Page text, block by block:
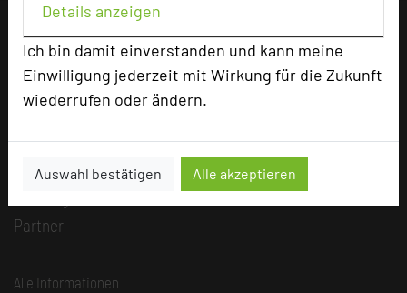
Details anzeigen
Ich bin damit einverstanden und kann meine
Einwilligung jederzeit mit Wirkung für die Zukunft
wiederrufen oder ändern.
Auswahl bestätigen Alle akzeptieren
Die Idee
Über uns
Kategorie
Team
Partner
Alle Informationen